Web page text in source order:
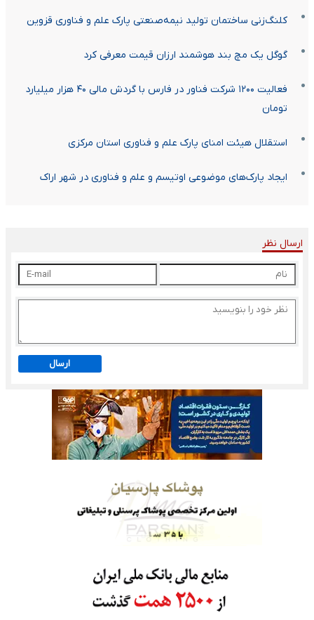
کلنگ‌زنی ساختمان تولید نیمه‌صنعتی پارک علم و فناوری قزوین
گوگل یک مچ بند هوشمند ارزان قیمت معرفی کرد
فعالیت ۱۲۰۰ شرکت فناور در فارس با گردش مالی ۴۰ هزار میلیارد
تومان
استقلال هیئت امنای پارک علم و فناوری استان مرکزی
ایجاد پارک‌های موضوعی اوتیسم و علم و فناوری در شهر اراک
ارسال نظر
ارسال